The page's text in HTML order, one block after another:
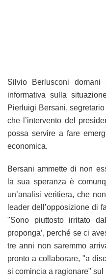
Silvio Berlusconi
informativa sulla
Pierluigi Bersani,
che l’intervento del
possa servire a fare
economica.
Bersani ammette di non
la sua speranza è
un’analisi veritiera, che
leader dell’opposizione di
"Sono piuttosto irritato
proponga’, perché se ci
tre anni non saremmo
pronto a collaborare, "a
si comincia a ragionare" sul